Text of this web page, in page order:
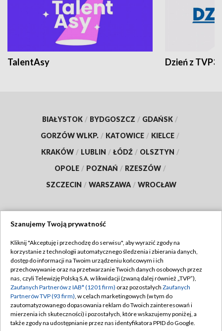
TalentAsy Dzień z TVP3
BIAŁYSTOK / BYDGOSZCZ / GDAŃSK /
GORZÓW WLKP. / KATOWICE / KIELCE /
KRAKÓW / LUBLIN / ŁÓDŹ / OLSZTYN /
OPOLE / POZNAŃ / RZESZÓW /
SZCZECIN / WARSZAWA / WROCŁAW
TVP
Abonament TVP
Emisja w TVP
Centrum informacji TVP
Naziemna Telewizja Cyfrowa
Regulamin TVP
Polityka prywatności
Moje zgody
Pomoc
Szanujemy Twoją prywatność
Kliknij "Akceptuję i przechodzę do serwisu", aby wyrazić zgody na
korzystanie z technologii automatycznego śledzenia i zbierania danych,
dostęp do informacji na Twoim urządzeniu końcowym i ich
przechowywanie oraz na przetwarzanie Twoich danych osobowych przez
nas, czyli Telewizję Polską S.A. w likwidacji (zwaną dalej również „TVP”),
Zaufanych Partnerów z IAB* (1201 firm) oraz pozostałych Zaufanych
Partnerów TVP (93 firm), w celach marketingowych (w tym do
zautomatyzowanego dopasowania reklam do Twoich zainteresowań i
mierzenia ich skuteczności) i pozostałych, które wskazujemy poniżej, a
także zgody na udostępnianie przez nas identyfikatora PPID do Google.